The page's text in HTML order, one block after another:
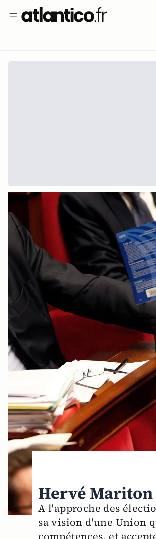
Hervé Mariton
A l'approche des
sa vision d'une Union